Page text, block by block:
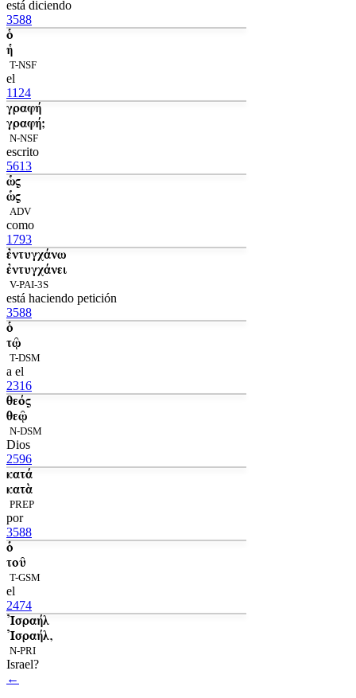
está diciendo
3588
ὁ
ἡ
T-NSF
el
1124
γραφή
γραφή;
N-NSF
escrito
5613
ὡς
ὡς
ADV
como
1793
ἐντυγχάνω
ἐντυγχάνει
V-PAI-3S
está haciendo petición
3588
ὁ
τῷ
T-DSM
a el
2316
θεός
θεῷ
N-DSM
Dios
2596
κατά
κατὰ
PREP
por
3588
ὁ
τοῦ
T-GSM
el
2474
Ἰσραήλ
Ἰσραήλ,
N-PRI
Israel?
←